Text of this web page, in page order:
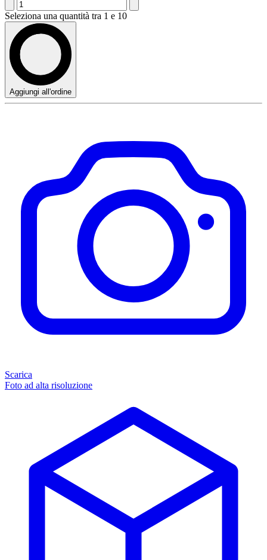
Seleziona una quantità tra 1 e 10
Aggiungi all'ordine
Scarica
Foto ad alta risoluzione